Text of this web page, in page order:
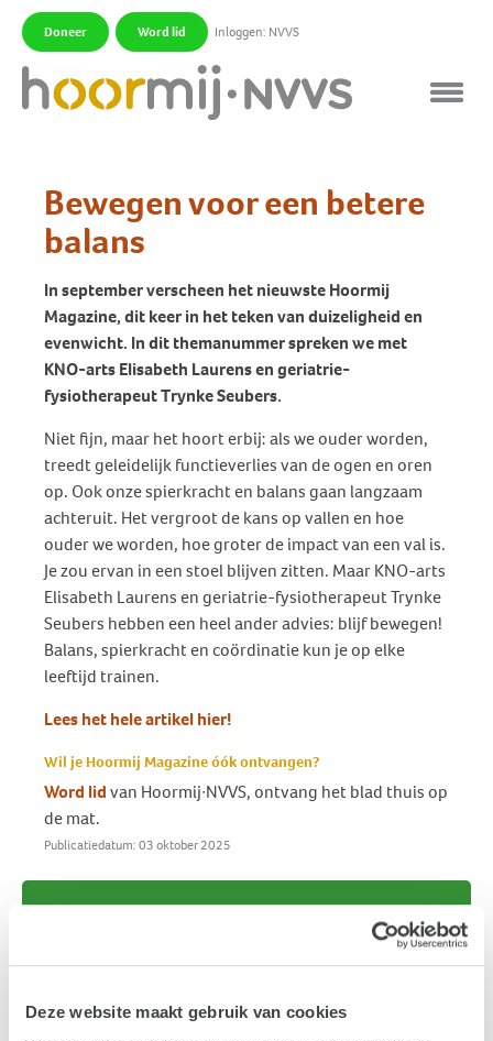
Deze website maakt gebruik van cookies
Doneer Word lid Inloggen: NVVS
Bewegen voor een betere
balans
In september verscheen het nieuwste Hoormij
Magazine, dit keer in het teken van duizeligheid en
evenwicht. In dit themanummer spreken we met
KNO-arts Elisabeth Laurens en geriatrie-
fysiotherapeut Trynke Seubers.
Niet fijn, maar het hoort erbij: als we ouder worden,
treedt geleidelijk functieverlies van de ogen en oren
op. Ook onze spierkracht en balans gaan langzaam
achteruit. Het vergroot de kans op vallen en hoe
ouder we worden, hoe groter de impact van een val is.
Je zou ervan in een stoel blijven zitten. Maar KNO-arts
Elisabeth Laurens en geriatrie-fysiotherapeut Trynke
Seubers hebben een heel ander advies: blijf bewegen!
Balans, spierkracht en coördinatie kun je op elke
leeftijd trainen.
Lees het hele artikel hier!
Wil je Hoormij Magazine óók ontvangen?
Word lidvan Hoormij∙NVVS, ontvang het blad thuis op
de mat.
Publicatiedatum: 03 oktober 2025
Ontvang de nieuwste ontwikkelingen eenvoudig via
e-mail?